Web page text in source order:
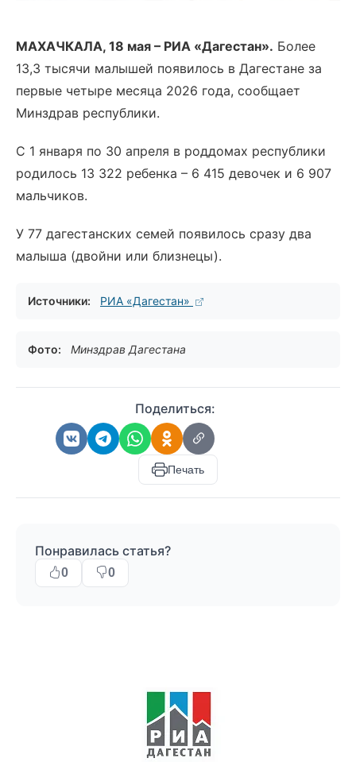
МАХАЧКАЛА, 18 мая – РИА «Дагестан». Более
13,3 тысячи малышей появилось в Дагестане за
первые четыре месяца 2026 года, сообщает
Минздрав республики.
С 1 января по 30 апреля в роддомах республики
родилось 13 322 ребенка – 6 415 девочек и 6 907
мальчиков.
У 77 дагестанских семей появилось сразу два
малыша (двойни или близнецы).
Источники: РИА «Дагестан»
Фото: Минздрав Дагестана
Поделиться:
Печать
Понравилась статья?
0 0